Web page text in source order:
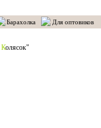
Барахолка Для оптовиков
Колясок"